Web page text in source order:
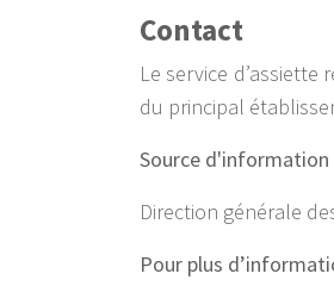
Contact
Le service
du principal
Source
Direction générale
Pour plus